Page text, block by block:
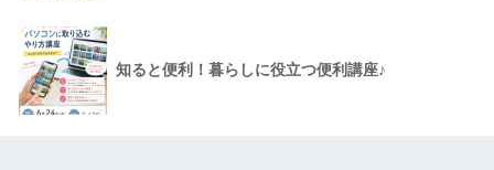
知ると便利！暮らしに役立つ便利講座♪